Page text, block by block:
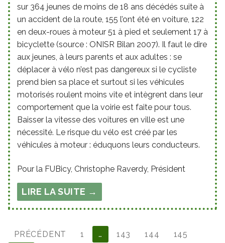
sur 364 jeunes de moins de 18 ans décédés suite à
un accident de la route, 155 l’ont été en voiture, 122
en deux-roues à moteur 51 à pied et seulement 17 à
bicyclette (source : ONISR Bilan 2007). Il faut le dire
aux jeunes, à leurs parents et aux adultes : se
déplacer à vélo n’est pas dangereux si le cycliste
prend bien sa place et surtout si les véhicules
motorisés roulent moins vite et intègrent dans leur
comportement que la voirie est faite pour tous.
Baisser la vitesse des voitures en ville est une
nécessité. Le risque du vélo est créé par les
véhicules à moteur : éduquons leurs conducteurs.
Pour la FUBicy, Christophe Raverdy, Président
LIRE LA SUITE →
Pagination
PRÉCÉDENT 1 … 143 144 145